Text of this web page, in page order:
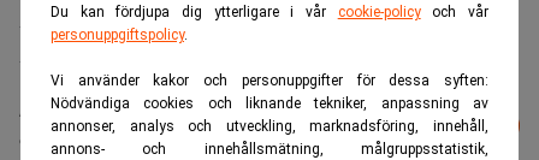
Du kan fördjupa dig ytterligare i vår cookie-policyoch vår
personuppgiftspolicy.
Vi använder kakor och personuppgifter för dessa syften:
Nödvändiga cookies och liknande tekniker, anpassning av
annonser, analys och utveckling, marknadsföring, innehåll,
annons- och innehållsmätning, målgruppsstatistik,
Alectas juridiska rådgivare i transaktionen var Falkenborn
Advokatbyrå.
Läs mer från Realtid - vårt nyhetsbrev
är kostnadsfritt:
Prenumerera